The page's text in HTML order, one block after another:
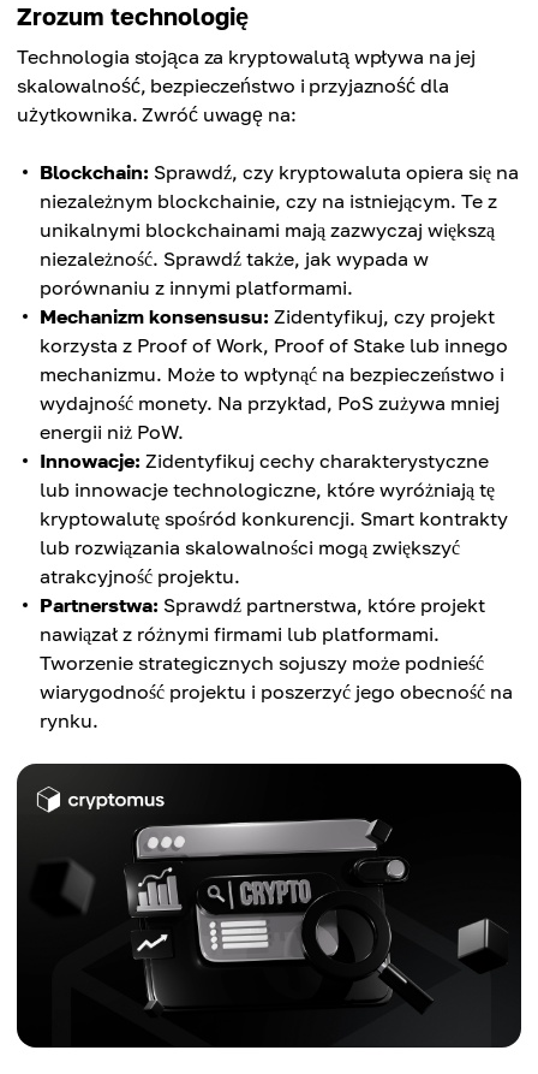
Zrozum technologię
Technologia stojąca za kryptowalutą wpływa na jej
skalowalność, bezpieczeństwo i przyjazność dla
użytkownika. Zwróć uwagę na:
Blockchain: Sprawdź, czy kryptowaluta opiera się na
niezależnym blockchainie, czy na istniejącym. Te z
unikalnymi blockchainami mają zazwyczaj większą
niezależność. Sprawdź także, jak wypada w
porównaniu z innymi platformami.
Mechanizm konsensusu: Zidentyfikuj, czy projekt
korzysta z Proof of Work, Proof of Stake lub innego
mechanizmu. Może to wpłynąć na bezpieczeństwo i
wydajność monety. Na przykład, PoS zużywa mniej
energii niż PoW.
Innowacje: Zidentyfikuj cechy charakterystyczne
lub innowacje technologiczne, które wyróżniają tę
kryptowalutę spośród konkurencji. Smart kontrakty
lub rozwiązania skalowalności mogą zwiększyć
atrakcyjność projektu.
Partnerstwa: Sprawdź partnerstwa, które projekt
nawiązał z różnymi firmami lub platformami.
Tworzenie strategicznych sojuszy może podnieść
wiarygodność projektu i poszerzyć jego obecność na
rynku.